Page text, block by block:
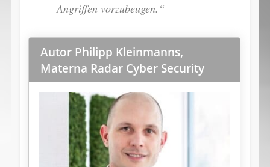
Angriffen vorzubeugen.“
Autor Philipp Kleinmanns,
Materna Radar Cyber Security